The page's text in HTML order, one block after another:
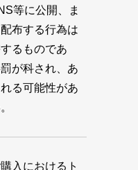
等に公開、ま
布する行為は
るものであ
が科され、あ
る可能性があ
入におけるト